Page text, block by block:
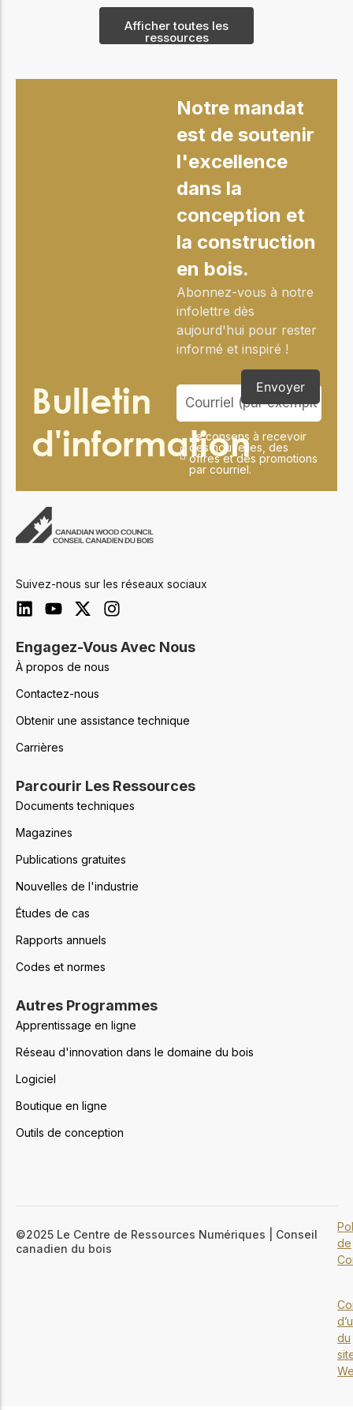
Afficher toutes les
ressources
Bulletin
d'information
Notre mandat
est de soutenir
l'excellence
dans la
conception et
la construction
en bois.
Abonnez-vous à notre
infolettre dès
aujourd'hui pour rester
informé et inspiré !
Je consens à recevoir
des nouvelles, des
offres et des promotions
par courriel.
Envoyer
Suivez-nous sur les réseaux sociaux
Engagez-Vous Avec Nous
À propos de nous
Contactez-nous
Obtenir une assistance technique
Carrières
Parcourir Les Ressources
Documents techniques
Magazines
Publications gratuites
Nouvelles de l'industrie
Études de cas
Rapports annuels
Codes et normes
Autres Programmes
Apprentissage en ligne
Réseau d'innovation dans le domaine du bois
Logiciel
Boutique en ligne
Outils de conception
©2025 Le Centre de Ressources Numériques | Conseil
canadien du bois
de
du